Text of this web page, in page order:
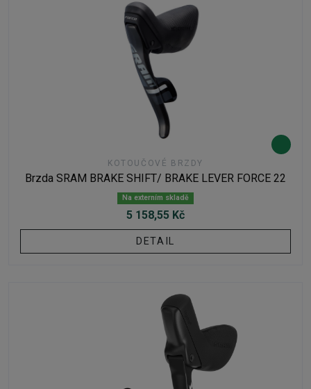
KOTOUČOVÉ BRZDY
Brzda SRAM BRAKE SHIFT/ BRAKE LEVER FORCE 22
Na externím skladě
5 158,55 Kč
DETAIL